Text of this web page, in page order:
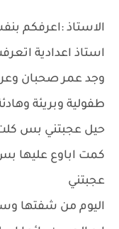
استاذ اعدادية
وجد عمر صحبان
طفولية وبريئة
حيل عجبتني بس كلت
كمت اباوع عليها
عجبتني
اليوم من شفتها